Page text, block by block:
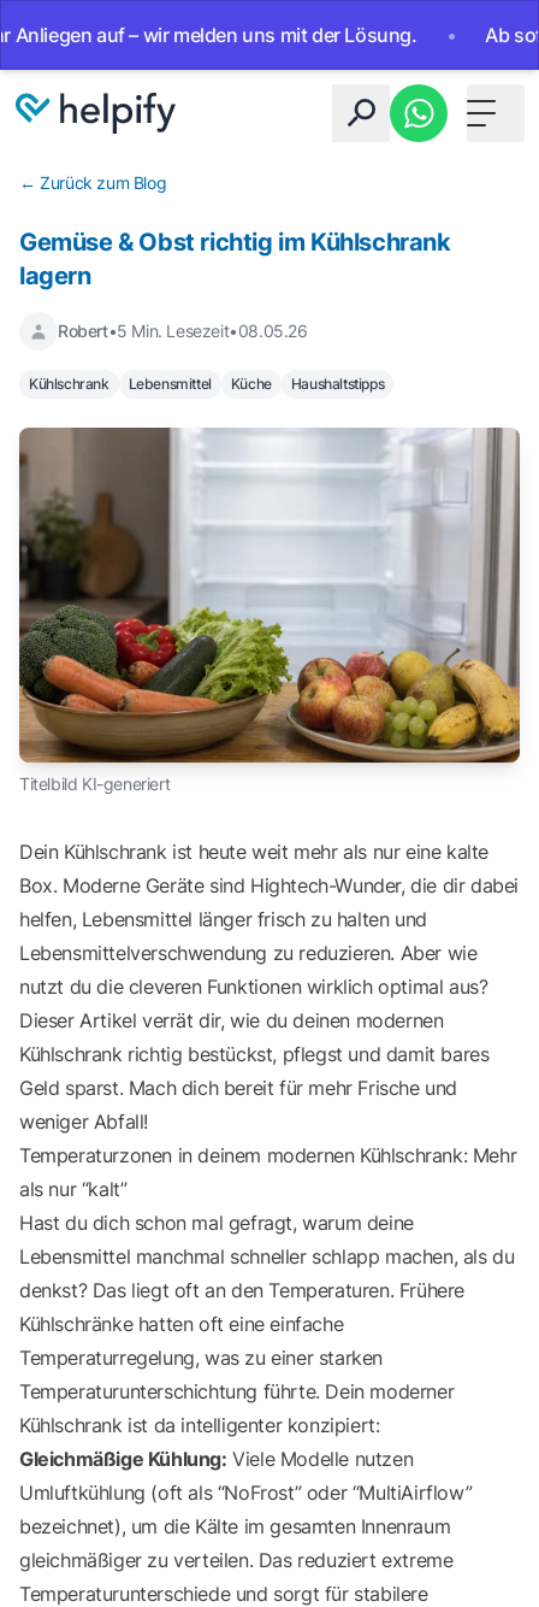
auf – wir melden uns mit der Lösung. • Ab sofort 24/7
Toggle
← Zurück zum Blog
Gemüse & Obst richtig im Kühlschrank
lagern
Robert•5 Min. Lesezeit•08.05.26
Kühlschrank Lebensmittel Küche Haushaltstipps
Titelbild KI-generiert
Dein Kühlschrank ist heute weit mehr als nur eine kalte
Box. Moderne Geräte sind Hightech-Wunder, die dir dabei
helfen, Lebensmittel länger frisch zu halten und
Lebensmittelverschwendung zu reduzieren. Aber wie
nutzt du die cleveren Funktionen wirklich optimal aus?
Dieser Artikel verrät dir, wie du deinen modernen
Kühlschrank richtig bestückst, pflegst und damit bares
Geld sparst. Mach dich bereit für mehr Frische und
weniger Abfall!
Temperaturzonen in deinem modernen Kühlschrank: Mehr
als nur “kalt”
Hast du dich schon mal gefragt, warum deine
Lebensmittel manchmal schneller schlapp machen, als du
denkst? Das liegt oft an den Temperaturen. Frühere
Kühlschränke hatten oft eine einfache
Temperaturregelung, was zu einer starken
Temperaturunterschichtung führte. Dein moderner
Kühlschrank ist da intelligenter konzipiert:
Gleichmäßige Kühlung: Viele Modelle nutzen
Umluftkühlung (oft als “NoFrost” oder “MultiAirflow”
bezeichnet), um die Kälte im gesamten Innenraum
gleichmäßiger zu verteilen. Das reduziert extreme
Temperaturunterschiede und sorgt für stabilere